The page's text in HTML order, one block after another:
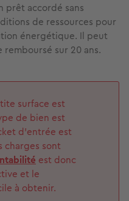
prêt accordé sans
de ressources pour
énergétique. Il peut
sur 20 ans.
surface est
de bien est
d’entrée est
charges sont
est donc
et le
à obtenir.